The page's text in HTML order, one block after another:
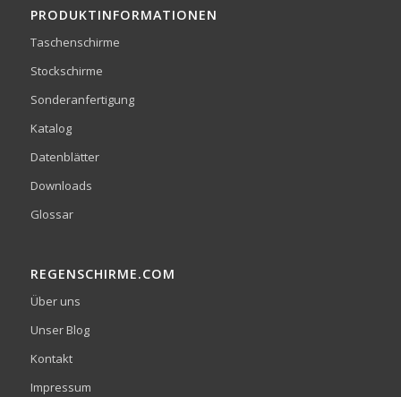
PRODUKTINFORMATIONEN
Taschenschirme
Stockschirme
Sonderanfertigung
Katalog
Datenblätter
Downloads
Glossar
REGENSCHIRME.COM
Über uns
Unser Blog
Kontakt
Impressum